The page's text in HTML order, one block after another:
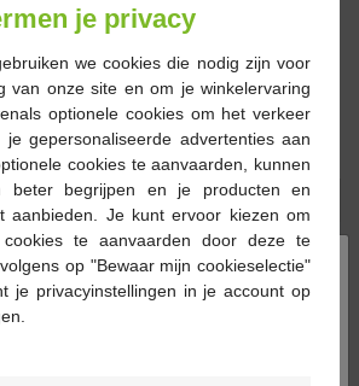
Reserveren
online ×
je privacy
we cookies die nodig zijn voor
van onze site en om je winkelervaring
optionele cookies om het verkeer
gepersonaliseerde advertenties aan
cookies te aanvaarden, kunnen
beter begrijpen en je producten en
aanbieden. Je kunt ervoor kiezen om
cookies te aanvaarden door deze te
op "Bewaar mijn cookieselectie"
je privacyinstellingen in je account op